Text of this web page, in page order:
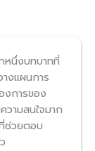
หนึ่งบทบาทที่
งแผนการ
การของ
ามสนใจมาก
ช่วยตอบ